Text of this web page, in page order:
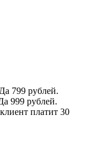
799 рублей.
999 рублей.
платит 30